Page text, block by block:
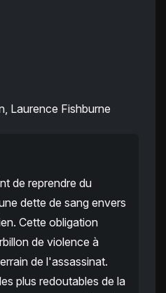
Laurence Fishburne
de reprendre du
dette de sang envers
Cette obligation
de violence à
de l'assassinat.
plus redoutables de la